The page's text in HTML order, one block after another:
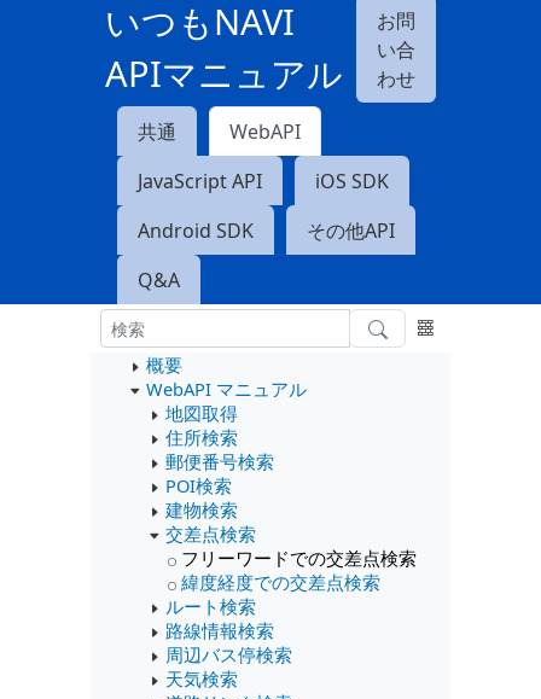
いつもNAVI
APIマニュアル
お問
い合
わせ
共通
WebAPI
JavaScript API
iOS SDK
Android SDK
その他API
Q&A
概要
WebAPI マニュアル
地図取得
住所検索
郵便番号検索
POI検索
建物検索
交差点検索
フリーワードでの交差点検索
緯度経度での交差点検索
ルート検索
路線情報検索
周辺バス停検索
天気検索